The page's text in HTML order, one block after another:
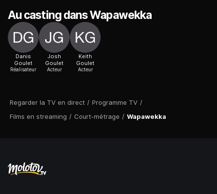
Regarder la TV en direct / Programme TV /
Films en streaming / Court-métrage / Wapawekka
Au casting dans Wapawekka
Danis
Goulet
Réalisateur
Josh
Goulet
Acteur
Keith
Goulet
Acteur